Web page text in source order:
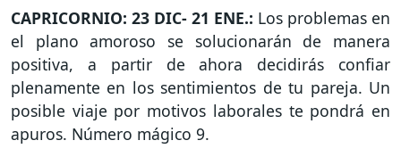
CAPRICORNIO: 23 DIC- 21 ENE.: Los problemas en
el plano amoroso se solucionarán de manera
positiva, a partir de ahora decidirás confiar
plenamente en los sentimientos de tu pareja. Un
posible viaje por motivos laborales te pondrá en
apuros. Número mágico 9.